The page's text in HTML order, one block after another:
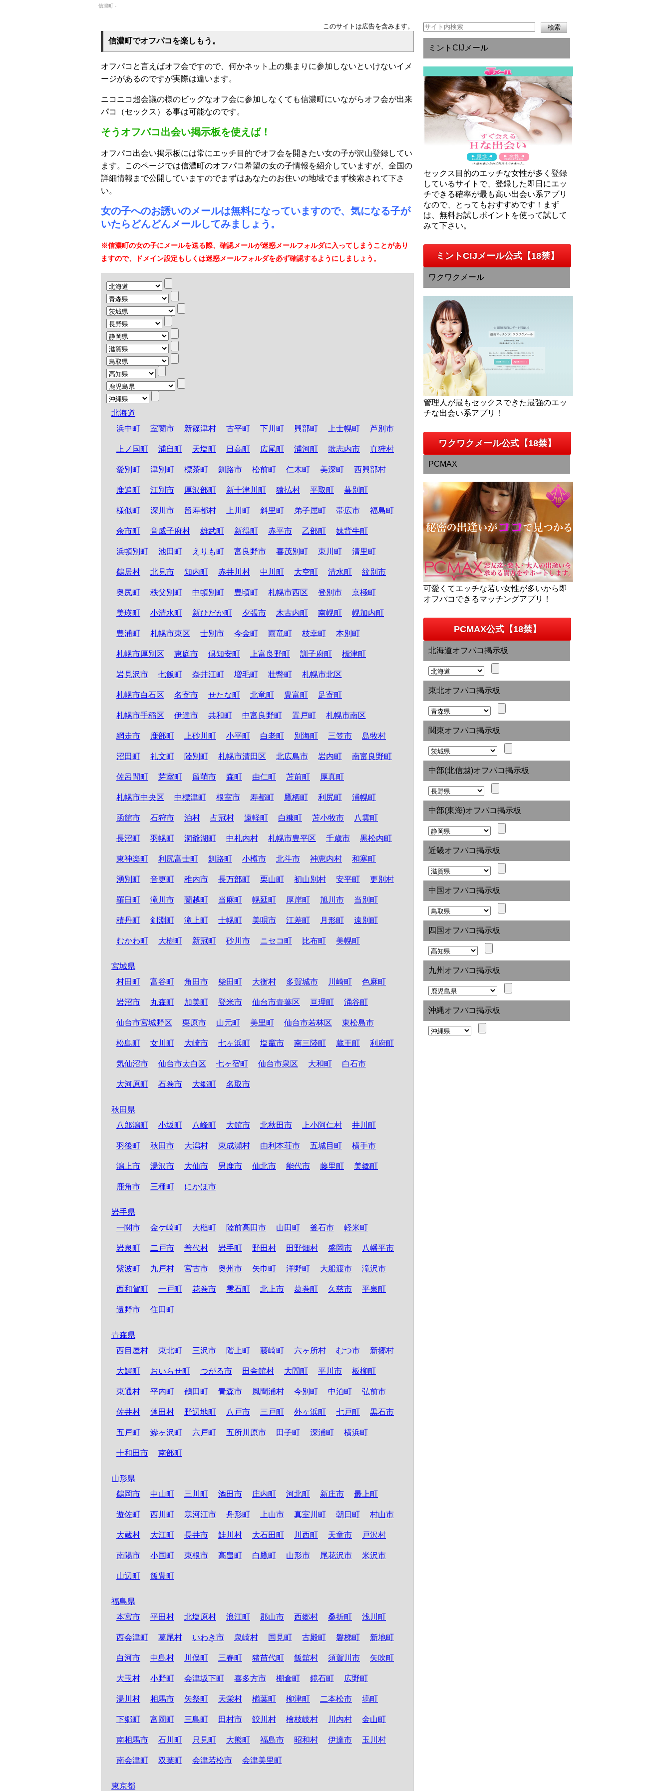
信濃町 -
このサイトは広告を含みます。
信濃町でオフパコを楽しもう。
オフパコと言えばオフ会ですので、何かネット上の集まりに参加しないといけないイメ
ージがあるのですが実際は違います。
ニコニコ超会議の様のビッグなオフ会に参加しなくても信濃町にいながらオフ会が出来
パコ（セックス）る事は可能なのです。
そうオフパコ出会い掲示板を使えば！
オフパコ出会い掲示板には常にエッチ目的でオフ会を開きたい女の子が沢山登録してい
ます。このページでは信濃町のオフパコ希望の女の子情報を紹介していますが、全国の
詳細情報まで公開していますのでまずはあなたのお住いの地域でまず検索されて下さ
い。
女の子へのお誘いのメールは無料になっていますので、気になる子が
いたらどんどんメールしてみましょう。
※信濃町の女の子にメールを送る際、確認メールが迷惑メールフォルダに入ってしまうことがあり
ますので、ドメイン設定もしくは迷惑メールフォルダを必ず確認するようにしましょう。
北海道
浜中町
室蘭市 新篠津村 古平町 下川町 興部町 上士幌町 芦別市
上ノ国町 浦臼町 天塩町 日高町 広尾町 浦河町 歌志内市 真狩村
愛別町 津別町 標茶町 釧路市 松前町 仁木町 美深町 西興部村
鹿追町 江別市 厚沢部町 新十津川町 猿払村 平取町 幕別町
様似町 深川市 留寿都村 上川町 斜里町 弟子屈町 帯広市 福島町
余市町 音威子府村 雄武町 新得町 赤平市 乙部町 妹背牛町
浜頓別町 池田町 えりも町 富良野市 喜茂別町 東川町 清里町
鶴居村 北見市 知内町 赤井川村 中川町 大空町 清水町 紋別市
奥尻町 秩父別町 中頓別町 豊頃町 札幌市西区 登別市 京極町
美瑛町 小清水町 新ひだか町 夕張市 木古内町 南幌町 幌加内町
豊浦町 札幌市東区 士別市 今金町 雨竜町 枝幸町 本別町
札幌市厚別区 恵庭市 倶知安町 上富良野町 訓子府町 標津町
岩見沢市 七飯町 奈井江町 増毛町 壮瞥町 札幌市北区
札幌市白石区 名寄市 せたな町 北竜町 豊富町 足寄町
札幌市手稲区 伊達市 共和町 中富良野町 置戸町 札幌市南区
網走市 鹿部町 上砂川町 小平町 白老町 別海町 三笠市 島牧村
沼田町 礼文町 陸別町 札幌市清田区 北広島市 岩内町 南富良野町
佐呂間町 芽室町 留萌市 森町 由仁町 苫前町 厚真町
札幌市中央区 中標津町 根室市 寿都町 鷹栖町 利尻町 浦幌町
函館市 石狩市 泊村 占冠村 遠軽町 白糠町 苫小牧市 八雲町
長沼町 羽幌町 洞爺湖町 中札内村 札幌市豊平区 千歳市 黒松内町
東神楽町 利尻富士町 釧路町 小樽市 北斗市 神恵内村 和寒町
湧別町 音更町 稚内市 長万部町 栗山町 初山別村 安平町 更別村
羅臼町 滝川市 蘭越町 当麻町 幌延町 厚岸町 旭川市 当別町
積丹町 剣淵町 滝上町 士幌町 美唄市 江差町 月形町 遠別町
むかわ町 大樹町 新冠町 砂川市 ニセコ町 比布町 美幌町
宮城県
村田町
富谷町 角田市 柴田町 大衡村 多賀城市 川崎町 色麻町
岩沼市 丸森町 加美町 登米市 仙台市青葉区 亘理町 涌谷町
仙台市宮城野区 栗原市 山元町 美里町 仙台市若林区 東松島市
松島町 女川町 大崎市 七ヶ浜町 塩竈市 南三陸町 蔵王町 利府町
気仙沼市 仙台市太白区 七ヶ宿町 仙台市泉区 大和町 白石市
大河原町 石巻市 大郷町 名取市
秋田県
八郎潟町
小坂町 八峰町 大館市 北秋田市 上小阿仁村 井川町
羽後町 秋田市 大潟村 東成瀬村 由利本荘市 五城目町 横手市
潟上市 湯沢市 大仙市 男鹿市 仙北市 能代市 藤里町 美郷町
鹿角市 三種町 にかほ市
岩手県
一関市
金ケ崎町 大槌町 陸前高田市 山田町 釜石市 軽米町
岩泉町 二戸市 普代村 岩手町 野田村 田野畑村 盛岡市 八幡平市
紫波町 九戸村 宮古市 奥州市 矢巾町 洋野町 大船渡市 滝沢市
西和賀町 一戸町 花巻市 雫石町 北上市 葛巻町 久慈市 平泉町
遠野市 住田町
青森県
西目屋村
東北町 三沢市 階上町 藤崎町 六ヶ所村 むつ市 新郷村
大鰐町 おいらせ町 つがる市 田舎館村 大間町 平川市 板柳町
東通村 平内町 鶴田町 青森市 風間浦村 今別町 中泊町 弘前市
佐井村 蓬田村 野辺地町 八戸市 三戸町 外ヶ浜町 七戸町 黒石市
五戸町 鰺ヶ沢町 六戸町 五所川原市 田子町 深浦町 横浜町
十和田市 南部町
山形県
鶴岡市
中山町 三川町 酒田市 庄内町 河北町 新庄市 最上町
遊佐町 西川町 寒河江市 舟形町 上山市 真室川町 朝日町 村山市
大蔵村 大江町 長井市 鮭川村 大石田町 川西町 天童市 戸沢村
南陽市 小国町 東根市 高畠町 白鷹町 山形市 尾花沢市 米沢市
山辺町 飯豊町
福島県
本宮市
平田村 北塩原村 浪江町 郡山市 西郷村 桑折町 浅川町
西会津町 葛尾村 いわき市 泉崎村 国見町 古殿町 磐梯町 新地町
白河市 中島村 川俣町 三春町 猪苗代町 飯舘村 須賀川市 矢吹町
大玉村 小野町 会津坂下町 喜多方市 棚倉町 鏡石町 広野町
湯川村 相馬市 矢祭町 天栄村 楢葉町 柳津町 二本松市 塙町
下郷町 富岡町 三島町 田村市 鮫川村 檜枝岐村 川内村 金山町
南相馬市 石川町 只見町 大熊町 福島市 昭和村 伊達市 玉川村
南会津町 双葉町 会津若松市 会津美里町
東京都
ミントC!Jメール
セックス目的のエッチな女性が多く登録
しているサイトで、登録した即日にエッ
チできる確率が最も高い出会い系アプリ
なので、とってもおすすめです！まず
は、無料お試しポイントを使って試して
みて下さい。
ミントC!Jメール公式【18禁】
ワクワクメール
管理人が最もセックスできた最強のエッ
チな出会い系アプリ！
ワクワクメール公式【18禁】
PCMAX
可愛くてエッチな若い女性が多いから即
オフパコできるマッチングアプリ！
PCMAX公式【18禁】
北海道オフパコ掲示板
東北オフパコ掲示板
関東オフパコ掲示板
中部(北信越)オフパコ掲示板
中部(東海)オフパコ掲示板
近畿オフパコ掲示板
中国オフパコ掲示板
四国オフパコ掲示板
九州オフパコ掲示板
沖縄オフパコ掲示板